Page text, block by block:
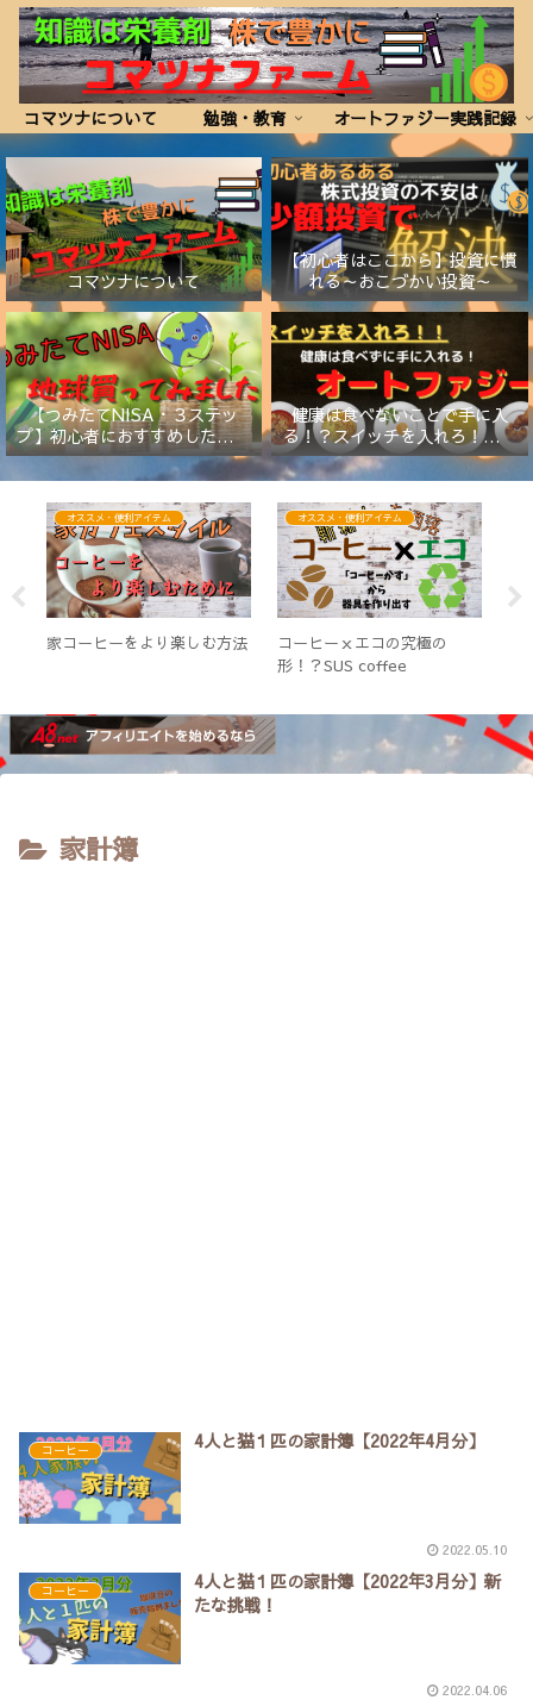
コマツナについて 勉強・教育 オートファジー実践記録
コマツナについて
【初心者はここから】投資に慣
れる～おこづかい投資～
【つみたてNISA・３ステッ
プ】初心者におすすめしたい証
券会社と商品
健康は食べないことで手に入
る！？スイッチを入れろ！【オ
ートファジー】
オススメ・便利アイテム
家コーヒーをより楽しむ方法
オススメ・便利アイテム
コーヒーｘエコの究極の
形！？SUS coffee
家計簿
コーヒー 4人と猫１匹の家計簿【2022年4月分】
2022.05.10
コーヒー
4人と猫１匹の家計簿【2022年3月分】新
たな挑戦！
2022.04.06